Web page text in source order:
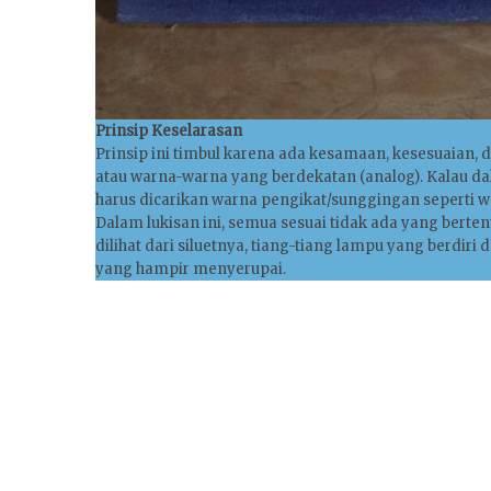
Prinsip Keselarasan
Prinsip ini timbul karena ada kesamaan, kesesuaian,
atau warna-warna yang berdekatan (analog). Kalau
harus dicarikan warna pengikat/sunggingan seperti
Dalam lukisan ini, semua sesuai tidak ada yang
dilihat dari siluetnya, tiang-tiang lampu yang berdiri
yang hampir menyerupai.